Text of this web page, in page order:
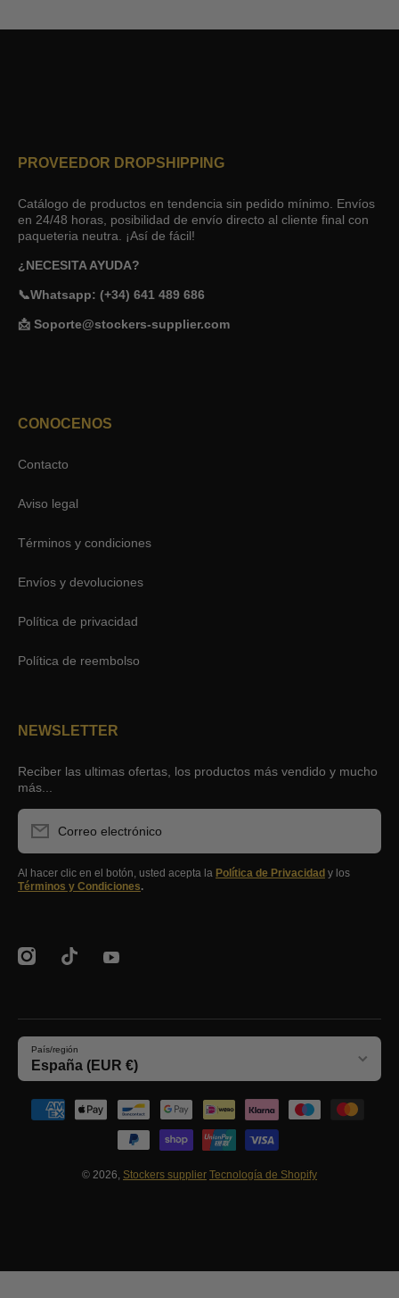
PROVEEDOR DROPSHIPPING
Catálogo de productos en tendencia sin pedido mínimo. Envíos
en 24/48 horas, posibilidad de envío directo al cliente final con
paqueteria neutra. ¡Así de fácil!
¿NECESITA AYUDA?
📞Whatsapp: (+34) 641 489 686
📩 Soporte@stockers-supplier.com
CONOCENOS
Contacto
Aviso legal
Términos y condiciones
Envíos y devoluciones
Política de privacidad
Política de reembolso
NEWSLETTER
Reciber las ultimas ofertas, los productos más vendido y mucho
más...
Correo electrónico
Al hacer clic en el botón, usted acepta la Política de Privacidad y los
Términos y Condiciones.
instagramcom/clubstockers/
tiktokcom/@stockerssupplier
youtubecom/@stockersEcommerce
País/región
España (EUR €)
Formas de pago
© 2026, Stockers supplier Tecnología de Shopify